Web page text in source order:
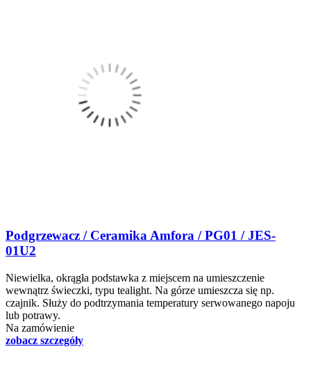
Podgrzewacz / Ceramika Amfora / PG01 / JES-
01U2
Niewielka, okrągła podstawka z miejscem na umieszczenie
wewnątrz świeczki, typu tealight. Na górze umieszcza się np.
czajnik. Służy do podtrzymania temperatury serwowanego napoju
lub potrawy.
Na zamówienie
zobacz szczegóły